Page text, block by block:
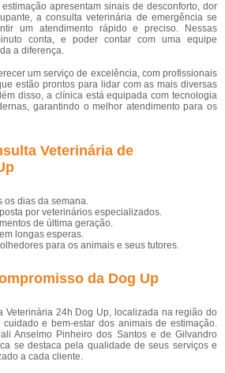
apresentam sinais de desconforto, dor
a consulta veterinária de emergência se
um atendimento rápido e preciso. Nessas
conta, e poder contar com uma equipe
a diferença.
um serviço de excelência, com profissionais
estão prontos para lidar com as mais diversas
disso, a clínica está equipada com tecnologia
garantindo o melhor atendimento para os
Veterinária de
os dias da semana.
por veterinários especializados.
de última geração.
longas esperas.
para os animais e seus tutores.
da Dog Up
Veterinária 24h Dog Up, localizada na região do
cuidado e bem-estar dos animais de estimação.
Anselmo Pinheiro dos Santos e de Gilvandro
se destaca pela qualidade de seus serviços e
a cada cliente.